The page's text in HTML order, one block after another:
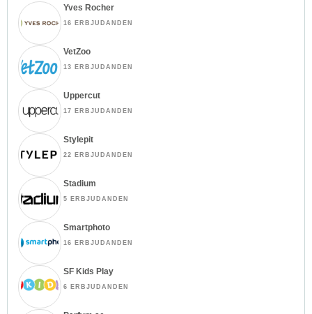
Yves Rocher
16 ERBJUDANDEN
VetZoo
13 ERBJUDANDEN
Uppercut
17 ERBJUDANDEN
Stylepit
22 ERBJUDANDEN
Stadium
5 ERBJUDANDEN
Smartphoto
16 ERBJUDANDEN
SF Kids Play
6 ERBJUDANDEN